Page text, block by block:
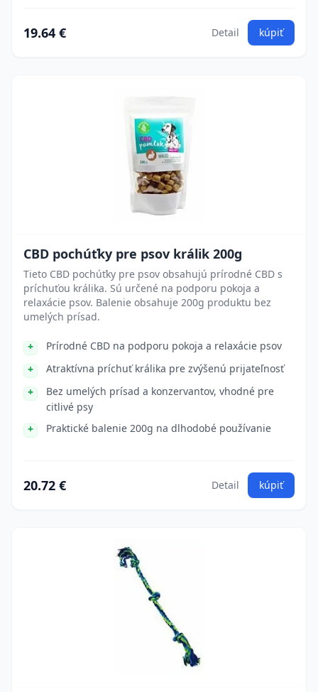
19.64 € Detail kúpiť
CBD pochúťky pre psov králik 200g
Tieto CBD pochúťky pre psov obsahujú prírodné CBD s
príchuťou králika. Sú určené na podporu pokoja a
relaxácie psov. Balenie obsahuje 200g produktu bez
umelých prísad.
Prírodné CBD na podporu pokoja a relaxácie psov
Atraktívna príchuť králika pre zvýšenú prijateľnosť
Bez umelých prísad a konzervantov, vhodné pre
citlivé psy
Praktické balenie 200g na dlhodobé používanie
20.72 € Detail kúpiť